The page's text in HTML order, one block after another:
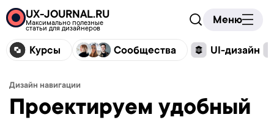
UX-JOURNAL.RU
Максимально полезные
статьи для дизайнеров
Меню
Курсы Сообщества UI-дизайн
Дизайн навигации
Проектируем удобный